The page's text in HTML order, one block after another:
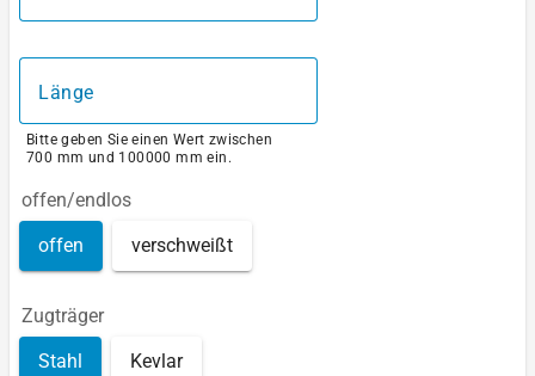
Länge
Bitte geben Sie einen Wert zwischen
700 mm und 100000 mm ein.
offen/endlos
offen verschweißt
Zugträger
Stahl Kevlar